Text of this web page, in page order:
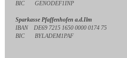
BIC GENODEF1INP
Sparkasse Pfaffenhofen a.d.Ilm
IBAN DE69 7215 1650 0000 0174 75
BIC BYLADEM1PAF